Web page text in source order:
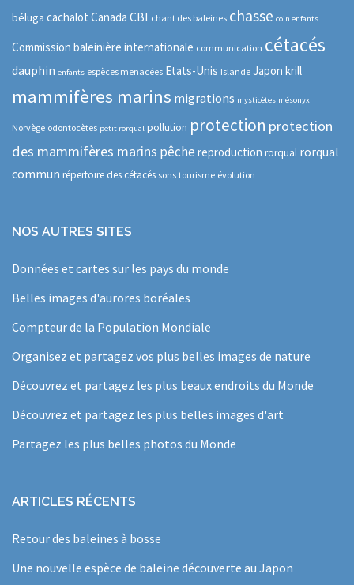
béluga cachalot Canada CBI chant des baleines chasse coin enfants
Commission baleinière internationale communication cétacés
dauphin enfants espèces menacées Etats-Unis Islande Japon krill
mammifères marins migrations mysticètes mésonyx
Norvège odontocètes petit rorqual pollution protection protection
des mammifères marins pêche reproduction rorqual rorqual
commun répertoire des cétacés sons tourisme évolution
NOS AUTRES SITES
Données et cartes sur les pays du monde
Belles images d'aurores boréales
Compteur de la Population Mondiale
Organisez et partagez vos plus belles images de nature
Découvrez et partagez les plus beaux endroits du Monde
Découvrez et partagez les plus belles images d'art
Partagez les plus belles photos du Monde
ARTICLES RÉCENTS
Retour des baleines à bosse
Une nouvelle espèce de baleine découverte au Japon